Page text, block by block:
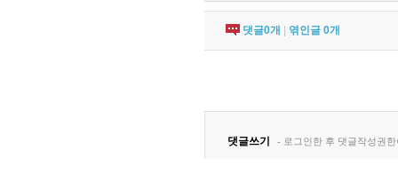
댓글0개 엮인글 0개